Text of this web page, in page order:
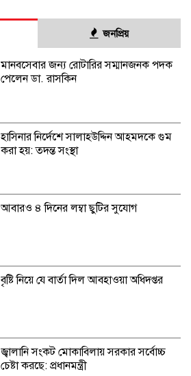
জনপ্রিয়
মানবসেবার জন্য রোটারির সম্মানজনক পদক
পেলেন ডা. রাসকিন
হাসিনার নির্দেশে সালাহউদ্দিন আহমদকে গুম
করা হয়: তদন্ত সংস্থা
আবারও ৪ দিনের লম্বা ছুটির সুযোগ
বৃষ্টি নিয়ে যে বার্তা দিল আবহাওয়া অধিদপ্তর
জ্বালানি সংকট মোকাবিলায় সরকার সর্বোচ্চ
চেষ্টা করছে: প্রধানমন্ত্রী